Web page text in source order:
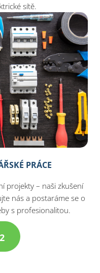
sítě.
PRÁCE
projekty – naši zkušení
nás a postaráme se o
s profesionalitou.